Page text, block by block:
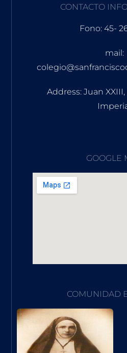
CONTACTO
Fono: 45-
mail:
Address: Juan
GOOGLE
COMUNIDAD